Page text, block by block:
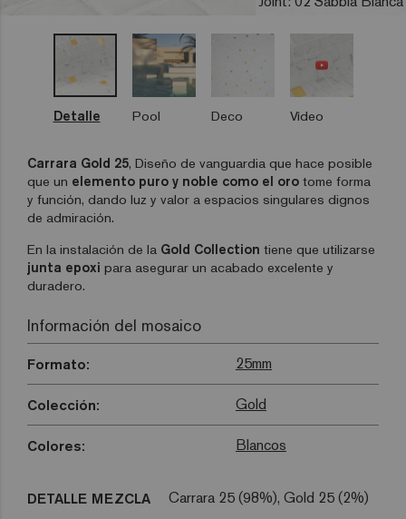
Detalle Pool Deco Vídeo
Carrara Gold 25, Diseño de vanguardia que hace posible
que un elemento puro y noble como el oro tome forma
y función, dando luz y valor a espacios singulares dignos
de admiración.
En la instalación de la Gold Collection tiene que utilizarse
junta epoxi para asegurar un acabado excelente y
duradero.
Información del mosaico
Formato: 25mm
Colección: Gold
Colores: Blancos
DETALLE MEZCLA Carrara 25 (98%), Gold 25 (2%)